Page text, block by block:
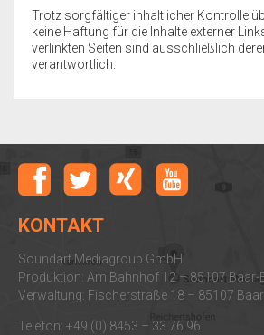
Trotz sorgfältiger inhaltlicher Kontrolle
keine Haftung für die Inhalte externer
verlinkten Seiten sind ausschließlich
verantwortlich.
KONTAKT
Soundart Mediagroup GmbH
Produktion: Am Bahnhof 12 – 85107 Baar-
Verwaltung: Fischerstraße 18 – 85107
Telefon: +49 (0) 8453 – 33 76 96